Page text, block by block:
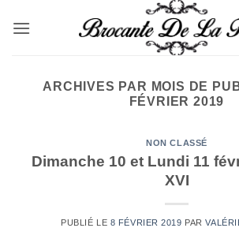
ARCHIVES PAR MOIS DE
FÉVRIER 2019
NON CLASSÉ
Dimanche 10 et Lundi 11
XVI
PUBLIÉ LE 8 FÉVRIER 2019 PAR